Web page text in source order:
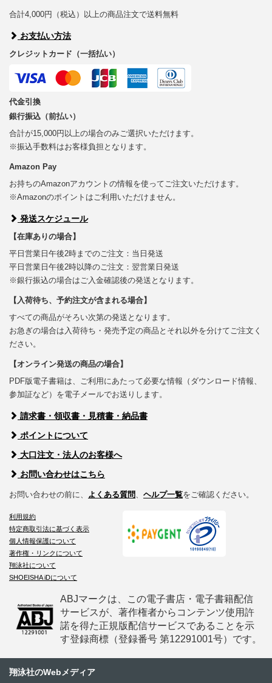
合計4,000円（税込）以上の商品注文で送料無料
お支払い方法
クレジットカード（一括払い）
代金引換
銀行振込（前払い）
合計が15,000円以上の場合のみご選択いただけます。
※振込手数料はお客様負担となります。
Amazon Pay
お持ちのAmazonアカウントの情報を使ってご注文いただけます。
※Amazonのポイントはご利用いただけません。
発送スケジュール
【在庫ありの場合】
平日営業日午後2時までのご注文：当日発送
平日営業日午後2時以降のご注文：翌営業日発送
※銀行振込の場合はご入金確認後の発送となります。
【入荷待ち、予約注文が含まれる場合】
すべての商品がそろい次第の発送となります。
お急ぎの場合は入荷待ち・発売予定の商品とそれ以外を分けてご注文く
ださい。
【オンライン発送の商品の場合】
PDF版電子書籍は、ご利用にあたって必要な情報（ダウンロード情報、
参加証など）を電子メールでお送りします。
請求書・領収書・見積書・納品書
ポイントについて
大口注文・法人のお客様へ
お問い合わせはこちら
お問い合わせの前に、 よくある質問、 ヘルプ一覧をご確認ください。
利用規約
特定商取引法に基づく表示
個人情報保護について
著作権・リンクについて
翔泳社について
SHOEISHA iDについて
ABJマークは、この電子書店・電子書籍配信
サービスが、著作権者からコンテンツ使用許
諾を得た正規版配信サービスであることを示
す登録商標（登録番号 第12291001号）です。
翔泳社のWebメディア